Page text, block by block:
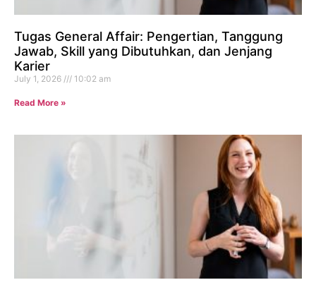
Tugas General Affair: Pengertian, Tanggung
Jawab, Skill yang Dibutuhkan, dan Jenjang
Karier
July 1, 2026 10:02 am
Read More »